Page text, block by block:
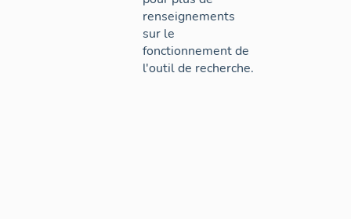
renseignements
sur le
fonctionnement de
l'outil de recherche.